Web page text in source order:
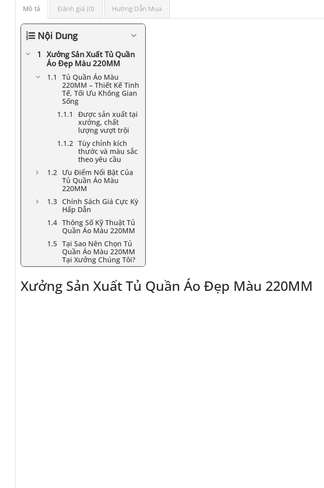
Mô tả Đánh giá (0) Hướng Dẫn Mua
Nội Dung
Xưởng Sản Xuất Tủ Quần
Áo Đẹp Màu 220MM
Tủ Quần Áo Màu
220MM – Thiết Kế Tinh
Tế, Tối Ưu Không Gian
Sống
Được sản xuất tại
xưởng, chất
lượng vượt trội
Tùy chỉnh kích
thước và màu sắc
theo yêu cầu
Ưu Điểm Nổi Bật Của
Tủ Quần Áo Màu
220MM
Chính Sách Giá Cực Kỳ
Hấp Dẫn
Thông Số Kỹ Thuật Tủ
Quần Áo Màu 220MM
Tại Sao Nên Chọn Tủ
Quần Áo Màu 220MM
Tại Xưởng Chúng Tôi?
Xưởng Sản Xuất Tủ Quần Áo Đẹp Màu 220MM